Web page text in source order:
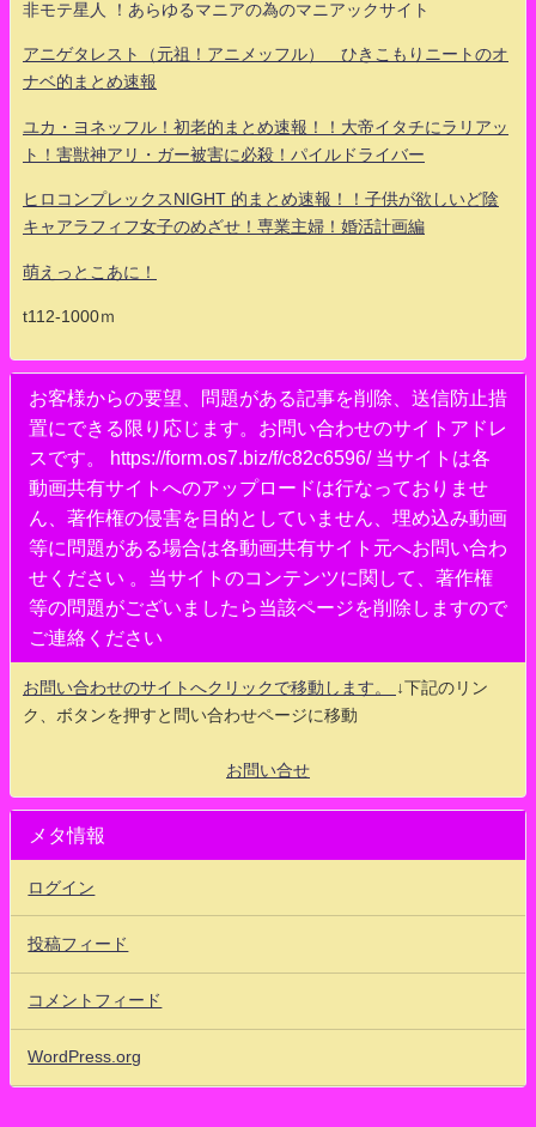
非モテ星人 ！あらゆるマニアの為のマニアックサイト
アニゲタレスト（元祖！アニメッフル） ひきこもりニートのオ
ナベ的まとめ速報
ユカ・ヨネッフル！初老的まとめ速報！！大帝イタチにラリアッ
ト！害獣神アリ・ガー被害に必殺！パイルドライバー
ヒロコンプレックスNIGHT 的まとめ速報！！子供が欲しいど陰
キャアラフィフ女子のめざせ！専業主婦！婚活計画編
萌えっとこあに！
t112-1000ｍ
お客様からの要望、問題がある記事を削除、送信防止措
置にできる限り応じます。お問い合わせのサイトアドレ
スです。 https://form.os7.biz/f/c82c6596/ 当サイトは各
動画共有サイトへのアップロードは行なっておりませ
ん、著作権の侵害を目的としていません、埋め込み動画
等に問題がある場合は各動画共有サイト元へお問い合わ
せください 。当サイトのコンテンツに関して、著作権
等の問題がございましたら当該ページを削除しますので
ご連絡ください
お問い合わせのサイトへクリックで移動します。
↓下記のリン
ク、ボタンを押すと問い合わせページに移動
お問い合せ
メタ情報
ログイン
投稿フィード
コメントフィード
WordPress.org